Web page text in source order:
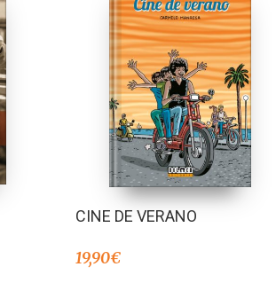
CINE DE VERANO
19,90€